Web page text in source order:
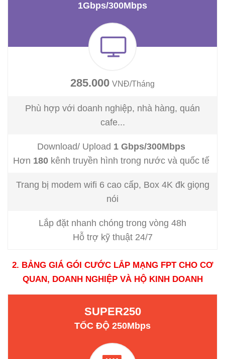
1Gbps/300Mbps
285.000 VNĐ/Tháng
Phù hợp với doanh nghiệp, nhà hàng, quán
cafe...
Download/ Upload 1 Gbps/300Mbps
Hơn 180 kênh truyền hình trong nước và quốc tế
Trang bị modem wifi 6 cao cấp, Box 4K đk giọng
nói
Lắp đặt nhanh chóng trong vòng 48h
Hỗ trợ kỹ thuật 24/7
2. BẢNG GIÁ GÓI CƯỚC LẮP MẠNG FPT CHO CƠ
QUAN, DOANH NGHIỆP VÀ HỘ KINH DOANH
SUPER250
TỐC ĐỘ 250Mbps